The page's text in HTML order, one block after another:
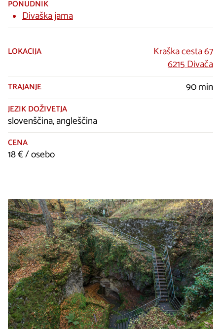
PONUDNIK
Divaška jama
LOKACIJA
Kraška cesta 67
6215 Divača
TRAJANJE 90 min
JEZIK DOŽIVETJA
slovenščina, angleščina
CENA
18 € / osebo